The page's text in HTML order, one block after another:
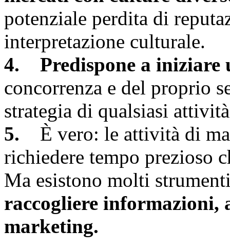
potenziale perdita di
interpretazione culturale.
4. Predispone a iniziare
concorrenza e del proprio
strategia di qualsiasi
5.
È vero: le attività di
richiedere tempo prezioso
Ma esistono molti
raccogliere informazioni,
marketing.